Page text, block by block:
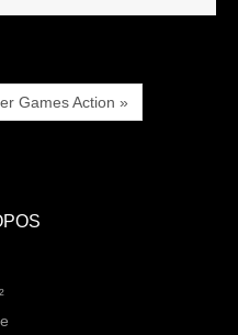
Games Action »